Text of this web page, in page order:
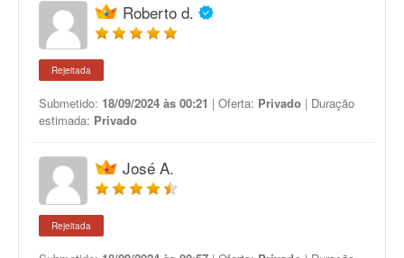
Roberto d.
Rejeitada
Submetido: 18/09/2024 às 00:21 | Oferta: Privado | Duração
estimada: Privado
José A.
Rejeitada